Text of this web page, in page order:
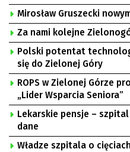
Mirosław Gruszecki
Za nami kolejne
Polski potentat
się do Zielonej Góry
ROPS w Zielonej Górze
„Lider Wsparcia Seniora”
Lekarskie pensje –
dane
Władze szpitala o